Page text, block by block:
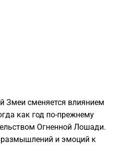
Змеи сменяется влиянием
как год по-прежнему
Огненной Лошади.
размышлений и эмоций к